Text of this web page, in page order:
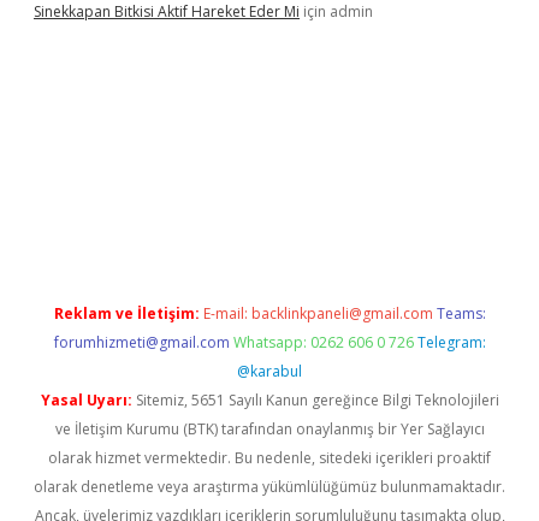
Sinekkapan Bitkisi Aktif Hareket Eder Mi için admin
Reklam ve İletişim: E-mail: backlinkpaneli@gmail.com Teams:
forumhizmeti@gmail.com Whatsapp: 0262 606 0 726 Telegram:
@karabul
Yasal Uyarı: Sitemiz, 5651 Sayılı Kanun gereğince Bilgi Teknolojileri
ve İletişim Kurumu (BTK) tarafından onaylanmış bir Yer Sağlayıcı
olarak hizmet vermektedir. Bu nedenle, sitedeki içerikleri proaktif
olarak denetleme veya araştırma yükümlülüğümüz bulunmamaktadır.
Ancak, üyelerimiz yazdıkları içeriklerin sorumluluğunu taşımakta olup,